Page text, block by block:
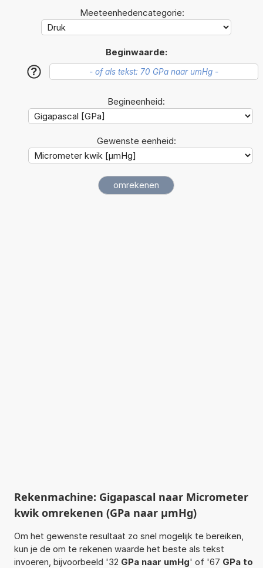
Meeteenhedencategorie:
Beginwaarde:
?
Begineenheid:
Gewenste eenheid:
Rekenmachine: Gigapascal naar Micrometer
kwik omrekenen (GPa naar µmHg)
Om het gewenste resultaat zo snel mogelijk te bereiken,
kun je de om te rekenen waarde het beste als tekst
invoeren, bijvoorbeeld '32 GPa naar umHg' of '67 GPa to